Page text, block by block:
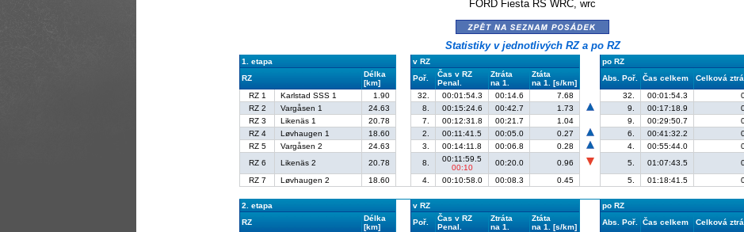
FORD Fiesta RS WRC, wrc
zpět na seznam posádek
Statistiky v jednotlivých RZ a po RZ
1. etapa v RZ
po RZ
RZ
Délka
[km]
Poř.
Čas v RZ
Penal.
Ztráta
na 1.
Ztáta
na 1. [s/km]
Abs. Poř. Čas celkem Celková
RZ 1
Karlstad SSS 1 1.90 32. 00:01:54.3 00:14.6 7.68 32. 00:01:54.3
RZ 2
Vargåsen 1 24.63 8. 00:15:24.6 00:42.7 1.73 9. 00:17:18.9
RZ 3
Likenäs 1 20.78 7. 00:12:31.8 00:21.7 1.04 9. 00:29:50.7
RZ 4
Løvhaugen 1 18.60 2. 00:11:41.5 00:05.0 0.27 6. 00:41:32.2
RZ 5
Vargåsen 2 24.63 3. 00:14:11.8 00:06.8 0.28 4. 00:55:44.0
RZ 6
Likenäs 2 20.78 8.
00:11:59.5
00:10
00:20.0 0.96 5. 01:07:43.5
RZ 7
Løvhaugen 2 18.60 4. 00:10:58.0 00:08.3 0.45 5. 01:18:41.5
2. etapa v RZ
po RZ
RZ
Délka
[km]
Poř.
Čas v RZ
Penal.
Ztráta
na 1.
Ztáta
na 1. [s/km]
Abs. Poř. Čas celkem Celková